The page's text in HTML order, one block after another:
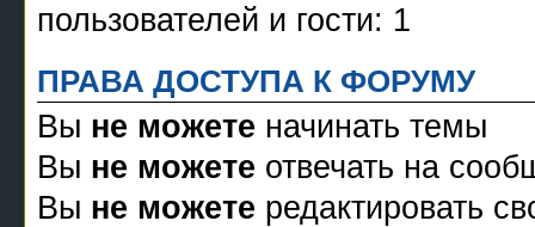
пользователей и гости: 1
ПРАВА ДОСТУПА К ФОРУМУ
Вы не можете начинать темы
Вы не можете отвечать на
Вы не можете редактировать